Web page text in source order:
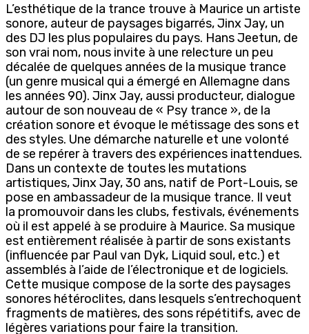
L’esthétique de la trance trouve à Maurice un artiste
sonore, auteur de paysages bigarrés, Jinx Jay, un
des DJ les plus populaires du pays. Hans Jeetun, de
son vrai nom, nous invite à une relecture un peu
décalée de quelques années de la musique trance
(un genre musical qui a émergé en Allemagne dans
les années 90). Jinx Jay, aussi producteur, dialogue
autour de son nouveau de « Psy trance », de la
création sonore et évoque le métissage des sons et
des styles. Une démarche naturelle et une volonté
de se repérer à travers des expériences inattendues.
Dans un contexte de toutes les mutations
artistiques, Jinx Jay, 30 ans, natif de Port-Louis, se
pose en ambassadeur de la musique trance. Il veut
la promouvoir dans les clubs, festivals, événements
où il est appelé à se produire à Maurice. Sa musique
est entièrement réalisée à partir de sons existants
(influencée par Paul van Dyk, Liquid soul, etc.) et
assemblés à l’aide de l’électronique et de logiciels.
Cette musique compose de la sorte des paysages
sonores hétéroclites, dans lesquels s’entrechoquent
fragments de matières, des sons répétitifs, avec de
légères variations pour faire la transition.